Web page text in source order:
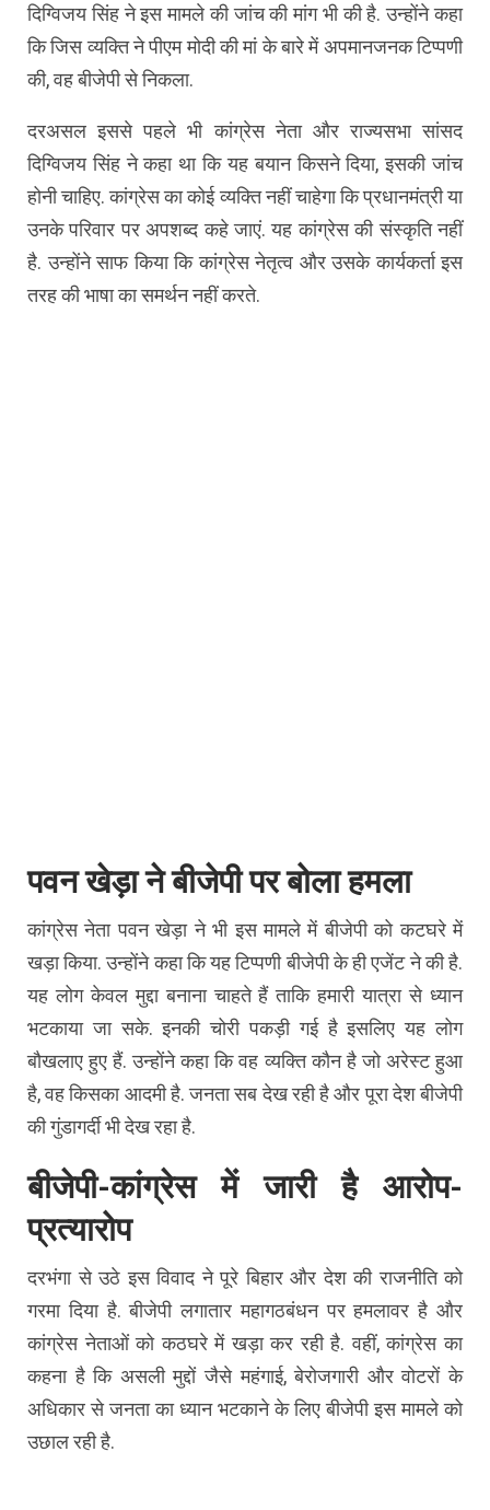
दिग्विजय सिंह ने इस मामले की जांच की मांग भी की है. उन्होंने कहा
कि जिस व्यक्ति ने पीएम मोदी की मां के बारे में अपमानजनक टिप्पणी
की, वह बीजेपी से निकला.
दरअसल इससे पहले भी कांग्रेस नेता और राज्यसभा सांसद
दिग्विजय सिंह ने कहा था कि यह बयान किसने दिया, इसकी जांच
होनी चाहिए. कांग्रेस का कोई व्यक्ति नहीं चाहेगा कि प्रधानमंत्री या
उनके परिवार पर अपशब्द कहे जाएं. यह कांग्रेस की संस्कृति नहीं
है. उन्होंने साफ किया कि कांग्रेस नेतृत्व और उसके कार्यकर्ता इस
तरह की भाषा का समर्थन नहीं करते.
पवन खेड़ा ने बीजेपी पर बोला हमला
कांग्रेस नेता पवन खेड़ा ने भी इस मामले में बीजेपी को कटघरे में
खड़ा किया. उन्होंने कहा कि यह टिप्पणी बीजेपी के ही एजेंट ने की है.
यह लोग केवल मुद्दा बनाना चाहते हैं ताकि हमारी यात्रा से ध्यान
भटकाया जा सके. इनकी चोरी पकड़ी गई है इसलिए यह लोग
बौखलाए हुए हैं. उन्होंने कहा कि वह व्यक्ति कौन है जो अरेस्ट हुआ
है, वह किसका आदमी है. जनता सब देख रही है और पूरा देश बीजेपी
की गुंडागर्दी भी देख रहा है.
बीजेपी-कांग्रेस में जारी है आरोप-
प्रत्यारोप
दरभंगा से उठे इस विवाद ने पूरे बिहार और देश की राजनीति को
गरमा दिया है. बीजेपी लगातार महागठबंधन पर हमलावर है और
कांग्रेस नेताओं को कठघरे में खड़ा कर रही है. वहीं, कांग्रेस का
कहना है कि असली मुद्दों जैसे महंगाई, बेरोजगारी और वोटरों के
अधिकार से जनता का ध्यान भटकाने के लिए बीजेपी इस मामले को
उछाल रही है.